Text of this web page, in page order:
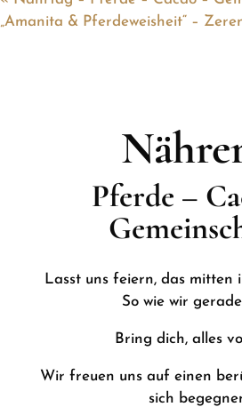
„Amanita & Pferdeweisheit“ –
Pferde –
Lasst uns feiern, das mitten
So wie wir
Bring dich, alles
Wir freuen uns auf einen
sich